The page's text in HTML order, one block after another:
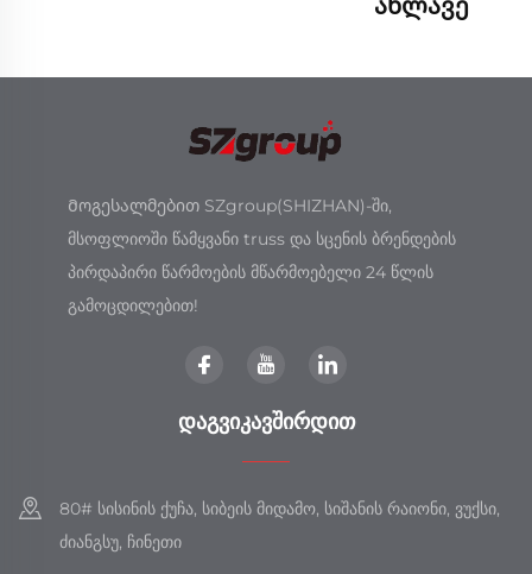
ახლავე
Მოგესალმებით SZgroup(SHIZHAN)-ში,
მსოფლიოში წამყვანი truss და სცენის ბრენდების
პირდაპირი წარმოების მწარმოებელი 24 წლის
გამოცდილებით!
ᲓᲐᲒᲕᲘᲙᲐᲕᲨᲘᲠᲓᲘᲗ
80# სისინის ქუჩა, სიბეის მიდამო, სიშანის რაიონი, ვუქსი,
ძიანგსუ, ჩინეთი